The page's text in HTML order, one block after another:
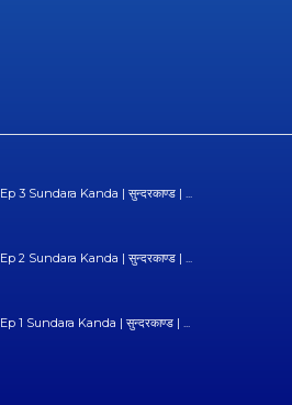
Ep 3 Sundara Kanda | सुन्दरकाण्ड | ...
Ep 2 Sundara Kanda | सुन्दरकाण्ड | ...
Ep 1 Sundara Kanda | सुन्दरकाण्ड | ...